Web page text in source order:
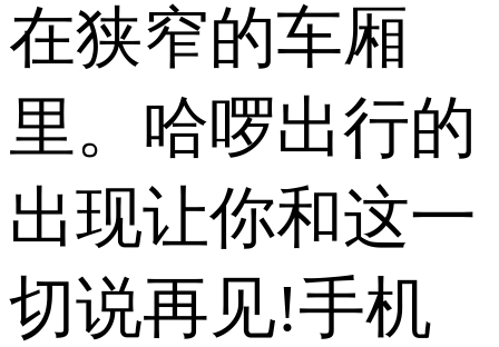
在狭窄的车厢
里。哈啰出行的
出现让你和这一
切说再见!手机